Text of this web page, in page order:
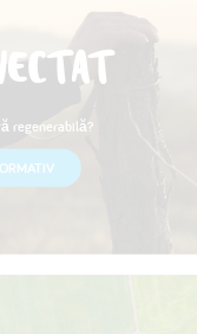
regenerabilă?